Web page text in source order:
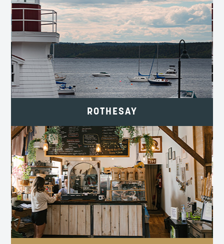
ROTHESAY
DÉTENTE ET RESSOURCEMENT AU
BORD DE LA RIVIÈRE.
Rothesay.ca
HISTOIRE, ACTIVITÉS FLUVIALES ET
SAVEURS LOCALES.
TownOfHampton.ca